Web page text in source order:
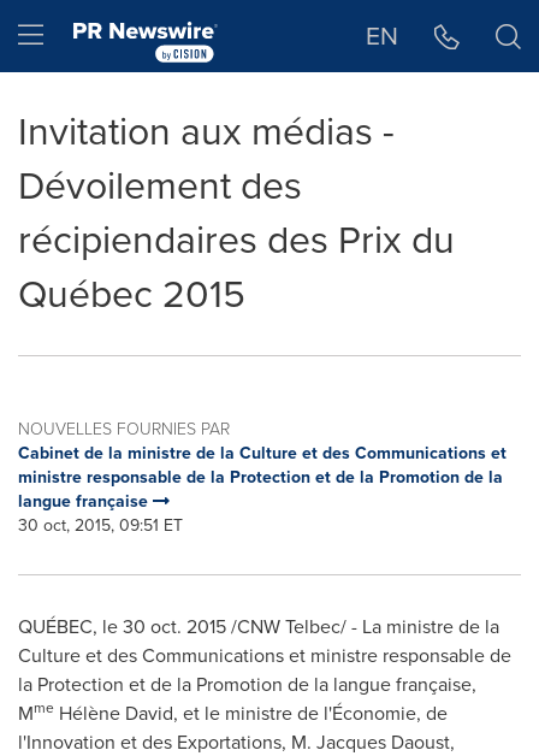
Hamburger menu EN
Invitation aux médias -
Dévoilement des
récipiendaires des Prix du
Québec 2015
NOUVELLES FOURNIES PAR
Cabinet de la ministre de la Culture et des Communications et
ministre responsable de la Protection et de la Promotion de la
langue française
30 oct, 2015, 09:51 ET
QUÉBEC, le30 oct. 2015/CNW Telbec/ - La ministre de la
Culture et des Communications et ministre responsable de
la Protection et de la Promotion de la langue française,
Mme Hélène David, et le ministre de l'Économie, de
l'Innovation et des Exportations, M. Jacques Daoust,